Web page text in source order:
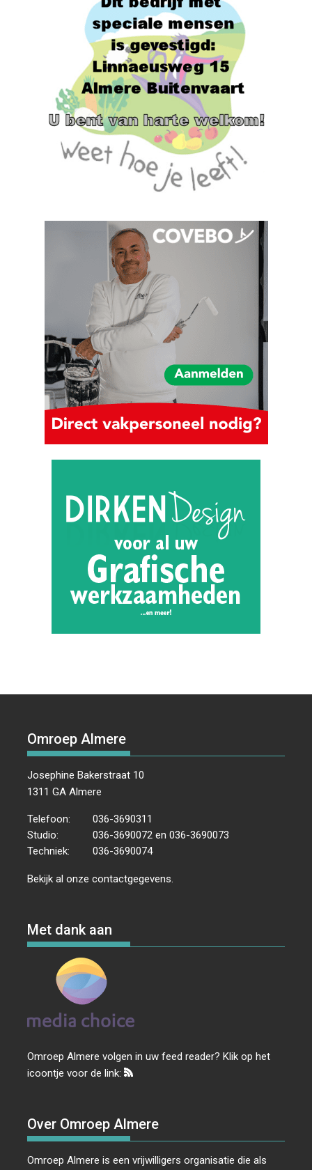
Omroep Almere
Josephine Bakerstraat 10
1311 GA Almere
Telefoon:
036-3690311
Studio:
036-3690072 en 036-3690073
Techniek:
036-3690074
Bekijk al onzecontactgegevens
Met dank aan
Omroep Almere volgen in uw feed reader? Klik op het
icoontje voor de link:
Over Omroep Almere
Omroep Almere is een vrijwilligers organisatie die als